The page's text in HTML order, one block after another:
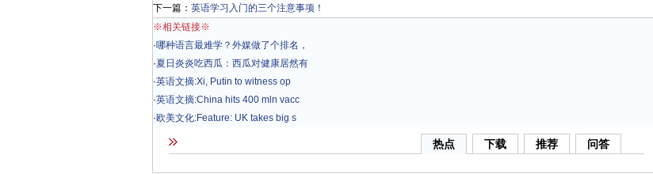
下一篇： 英语学习入门的三个注意事项！
※相关链接※
·哪种语言最难学？外媒做了个排名，
·夏日炎炎吃西瓜：西瓜对健康居然有
·英语文摘:Xi, Putin to witness op
·英语文摘:China hits 400 mln vacc
·欧美文化:Feature: UK takes big s
热点 下载 推荐 问答